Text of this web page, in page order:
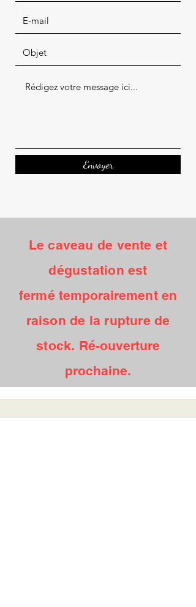
Envoyer
Le caveau de vente et
dégustation est
fermétemporairementen
raison de la rupture de
stock. Ré-ouverture
prochaine.